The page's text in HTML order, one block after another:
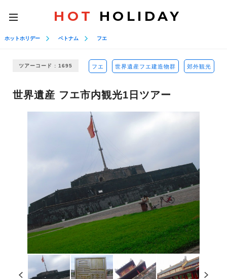
toggle
navigation
HOT HOLIDAY
ホットホリデー ベトナム フエ
ツアーコード : 1695 フエ 世界遺産フエ建造物群 郊外観光
世界遺産 フエ市内観光1日ツアー